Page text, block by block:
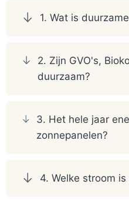
1. Wat is
2. Zijn GVO's,
duurzaam?
3. Het hele jaar
zonnepanelen?
4. Welke stroom